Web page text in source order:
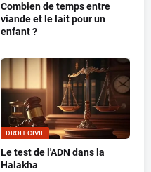
Combien de temps entre
viande et le lait pour un
enfant ?
DROIT CIVIL
Le test de l'ADN dans la
Halakha